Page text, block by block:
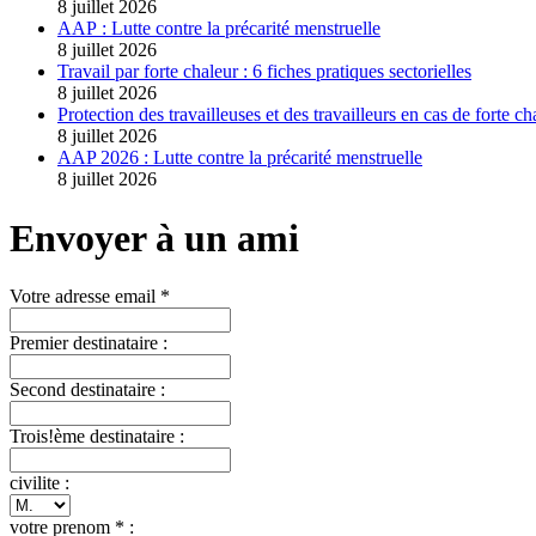
8 juillet 2026
AAP : Lutte contre la précarité menstruelle
8 juillet 2026
Travail par forte chaleur : 6 fiches pratiques sectorielles
8 juillet 2026
Protection des travailleuses et des travailleurs en cas de forte
8 juillet 2026
AAP 2026 : Lutte contre la précarité menstruelle
8 juillet 2026
Envoyer à un ami
Votre adresse email *
Premier destinataire :
Second destinataire :
Trois!ème destinataire :
civilite :
votre prenom * :